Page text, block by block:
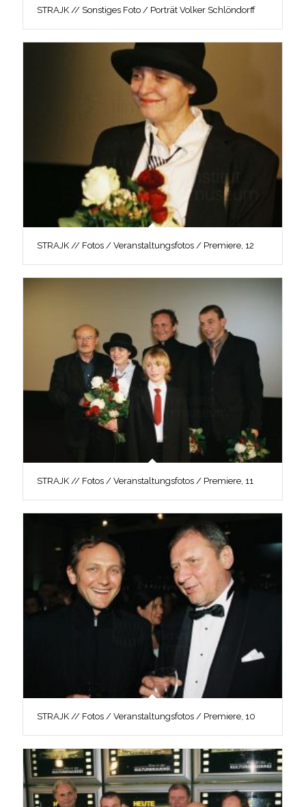
STRAJK // Sonstiges Foto / Porträt Volker Schlöndorff
STRAJK // Fotos / Veranstaltungsfotos / Premiere, 12
STRAJK // Fotos / Veranstaltungsfotos / Premiere, 11
STRAJK // Fotos / Veranstaltungsfotos / Premiere, 10